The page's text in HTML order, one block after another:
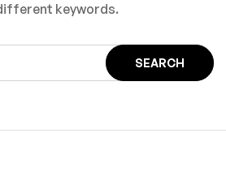
keywords.
SEARCH